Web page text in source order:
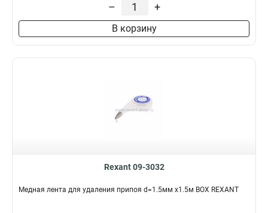
– +
В корзину
Rexant 09-3032
Медная лента для удаления припоя d=1.5мм x1.5м BOX REXANT